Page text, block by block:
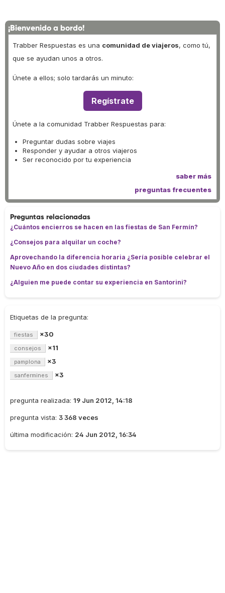
¡Bienvenido a bordo!
Trabber Respuestas es una comunidad de viajeros, como tú,
que se ayudan unos a otros.
Únete a ellos; solo tardarás un minuto:
Regístrate
Únete a la comunidad Trabber Respuestas para:
Preguntar dudas sobre viajes
Responder y ayudar a otros viajeros
Ser reconocido por tu experiencia
saber más
preguntas frecuentes
Preguntas relacionadas
¿Cuántos encierros se hacen en las fiestas de San Fermín?
¿Consejos para alquilar un coche?
Aprovechando la diferencia horaria ¿Sería posible celebrar el
Nuevo Año en dos ciudades distintas?
¿Alguien me puede contar su experiencia en Santorini?
Etiquetas de la pregunta:
fiestas ×30
consejos ×11
pamplona ×3
sanfermines ×3
pregunta realizada: 19 Jun 2012, 14:18
pregunta vista: 3 368 veces
última modificación: 24 Jun 2012, 16:34